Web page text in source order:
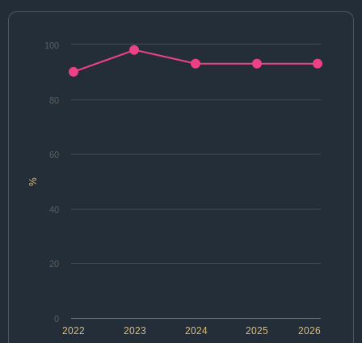
%
2022 2024 2026
2023 2025
0
20
40
60
80
100